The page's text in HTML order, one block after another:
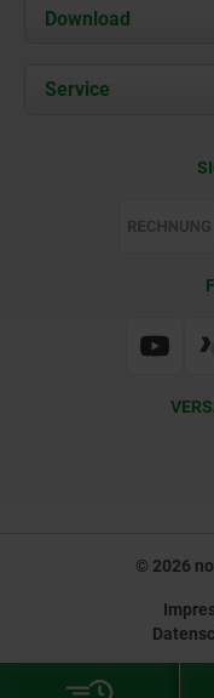
Über uns
Kontakt
Download
Dokumente
Service
© 2026